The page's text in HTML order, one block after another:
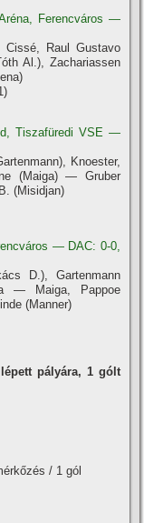
Ferencváros —
Raul Gustavo
Al.), Zachariassen
Tiszafüredi VSE —
Knoester,
(Maiga) — Gruber
(Misidjan)
— DAC: 0-0,
D.), Gartenmann
— Maiga, Pappoe
(Manner)
pályára, 1 gólt
/ 1 gól